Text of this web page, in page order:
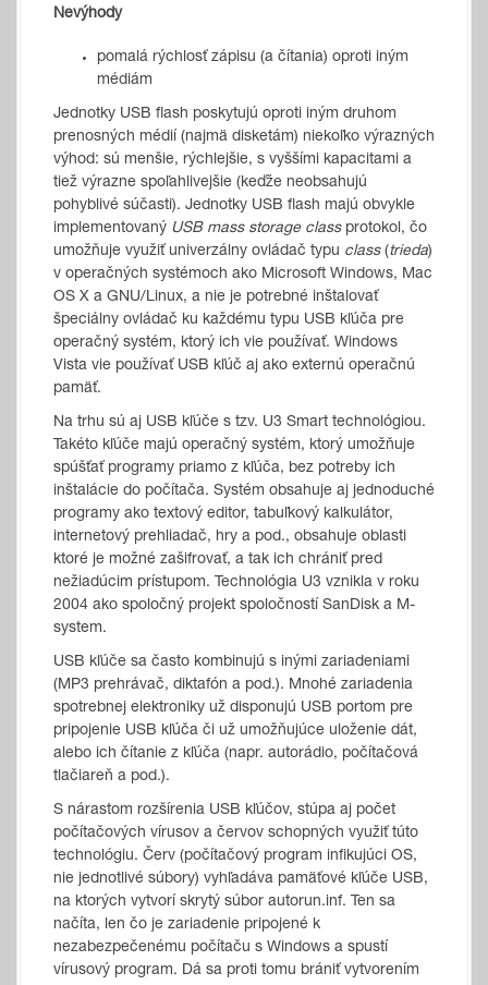
Nevýhody
pomalá rýchlosť zápisu (a čítania) oproti iným
médiám
Jednotky USB flash poskytujú oproti iným druhom
prenosných médií (najmä disketám) niekoľko výrazných
výhod: sú menšie, rýchlejšie, s vyššími kapacitami a
tiež výrazne spoľahlivejšie (keďže neobsahujú
pohyblivé súčasti). Jednotky USB flash majú obvykle
implementovaný USB mass storage classprotokol, čo
umožňuje využiť univerzálny ovládač typu class(trieda)
v operačných systémoch ako Microsoft Windows, Mac
OS X a GNU/Linux, a nie je potrebné inštalovať
špeciálny ovládač ku každému typu USB kľúča pre
operačný systém, ktorý ich vie používať. Windows
Vista vie používať USB kľúč aj ako externú operačnú
pamäť.
Na trhu sú aj USB kľúče s tzv. U3 Smart technológiou.
Takéto kľúče majú operačný systém, ktorý umožňuje
spúšťať programy priamo z kľúča, bez potreby ich
inštalácie do počítača. Systém obsahuje aj jednoduché
programy ako textový editor, tabuľkový kalkulátor,
internetový prehliadač, hry a pod., obsahuje oblasti
ktoré je možné zašifrovať, a tak ich chrániť pred
nežiadúcim prístupom. Technológia U3 vznikla v roku
2004 ako spoločný projekt spoločností SanDisk a M-
system.
USB kľúče sa často kombinujú s inými zariadeniami
(MP3 prehrávač, diktafón a pod.). Mnohé zariadenia
spotrebnej elektroniky už disponujú USB portom pre
pripojenie USB kľúča či už umožňujúce uloženie dát,
alebo ich čítanie z kľúča (napr. autorádio, počítačová
tlačiareň a pod.).
S nárastom rozšírenia USB kľúčov, stúpa aj počet
počítačových vírusov a červov schopných využiť túto
technológiu. Červ (počítačový program infikujúci OS,
nie jednotlivé súbory) vyhľadáva pamäťové kľúče USB,
na ktorých vytvorí skrytý súbor autorun.inf. Ten sa
načíta, len čo je zariadenie pripojené k
nezabezpečenému počítaču s Windows a spustí
vírusový program. Dá sa proti tomu brániť vytvorením